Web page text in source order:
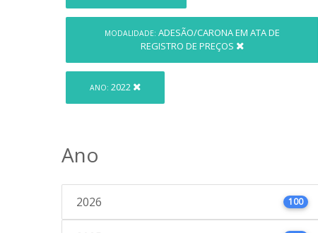
MODALIDADE: ADESÃO/CARONA EM ATA DE
REGISTRO DE PREÇOS
ANO: 2022
Ano
2026 100